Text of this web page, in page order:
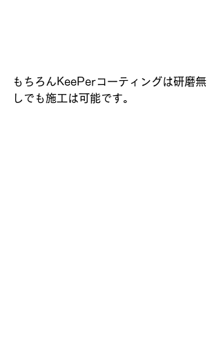
もちろんKeePerコーティングは研磨無
しでも施工は可能です。